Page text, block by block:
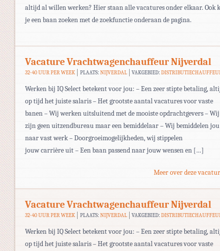
altijd al willen werken? Hier staan alle vacatures onder elkaar. Ook
je een baan zoeken met de zoekfunctie onderaan de pagina.
Vacature Vrachtwagenchauffeur Nijverdal
32-40 UUR PER WEEK PLAATS: NIJVERDAL VAKGEBIED:
Werken bij IQ Select betekent voor jou: – Een zeer stipte betaling,
op tijd het juiste salaris – Het grootste aantal vacatures voor vaste
banen – Wij werken uitsluitend met de mooiste opdrachtgevers – Wij
zijn geen uitzendbureau maar een bemiddelaar – Wij bemiddelen jou
naar vast werk – Doorgroeimogelijkheden, wij stippelen
jouw carrière uit – Een baan passend naar jouw wensen en […]
Meer over deze
Vacature Vrachtwagenchauffeur Nijverdal
32-40 UUR PER WEEK PLAATS: NIJVERDAL VAKGEBIED:
Werken bij IQ Select betekent voor jou: – Een zeer stipte betaling,
op tijd het juiste salaris – Het grootste aantal vacatures voor vaste